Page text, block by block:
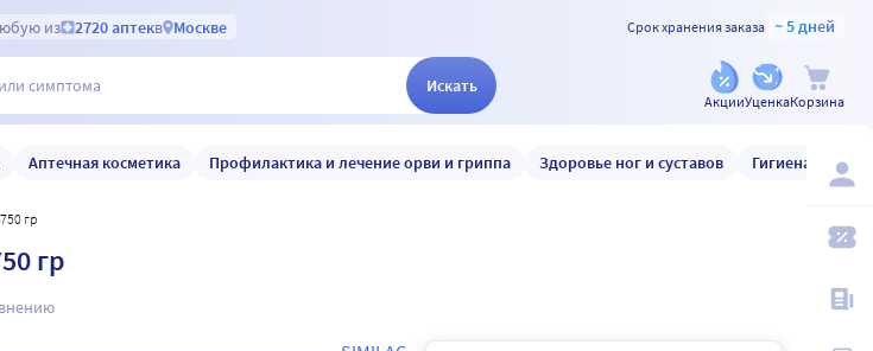
из 2720 аптекв Москве Срок хранения заказа ~ 5 дней
Искать
АкцииУценкаКорзина
Аптечная косметика Профилактика и лечение орви и гриппа Здоровье ног и суставов Гигиена и уход
гр
гр